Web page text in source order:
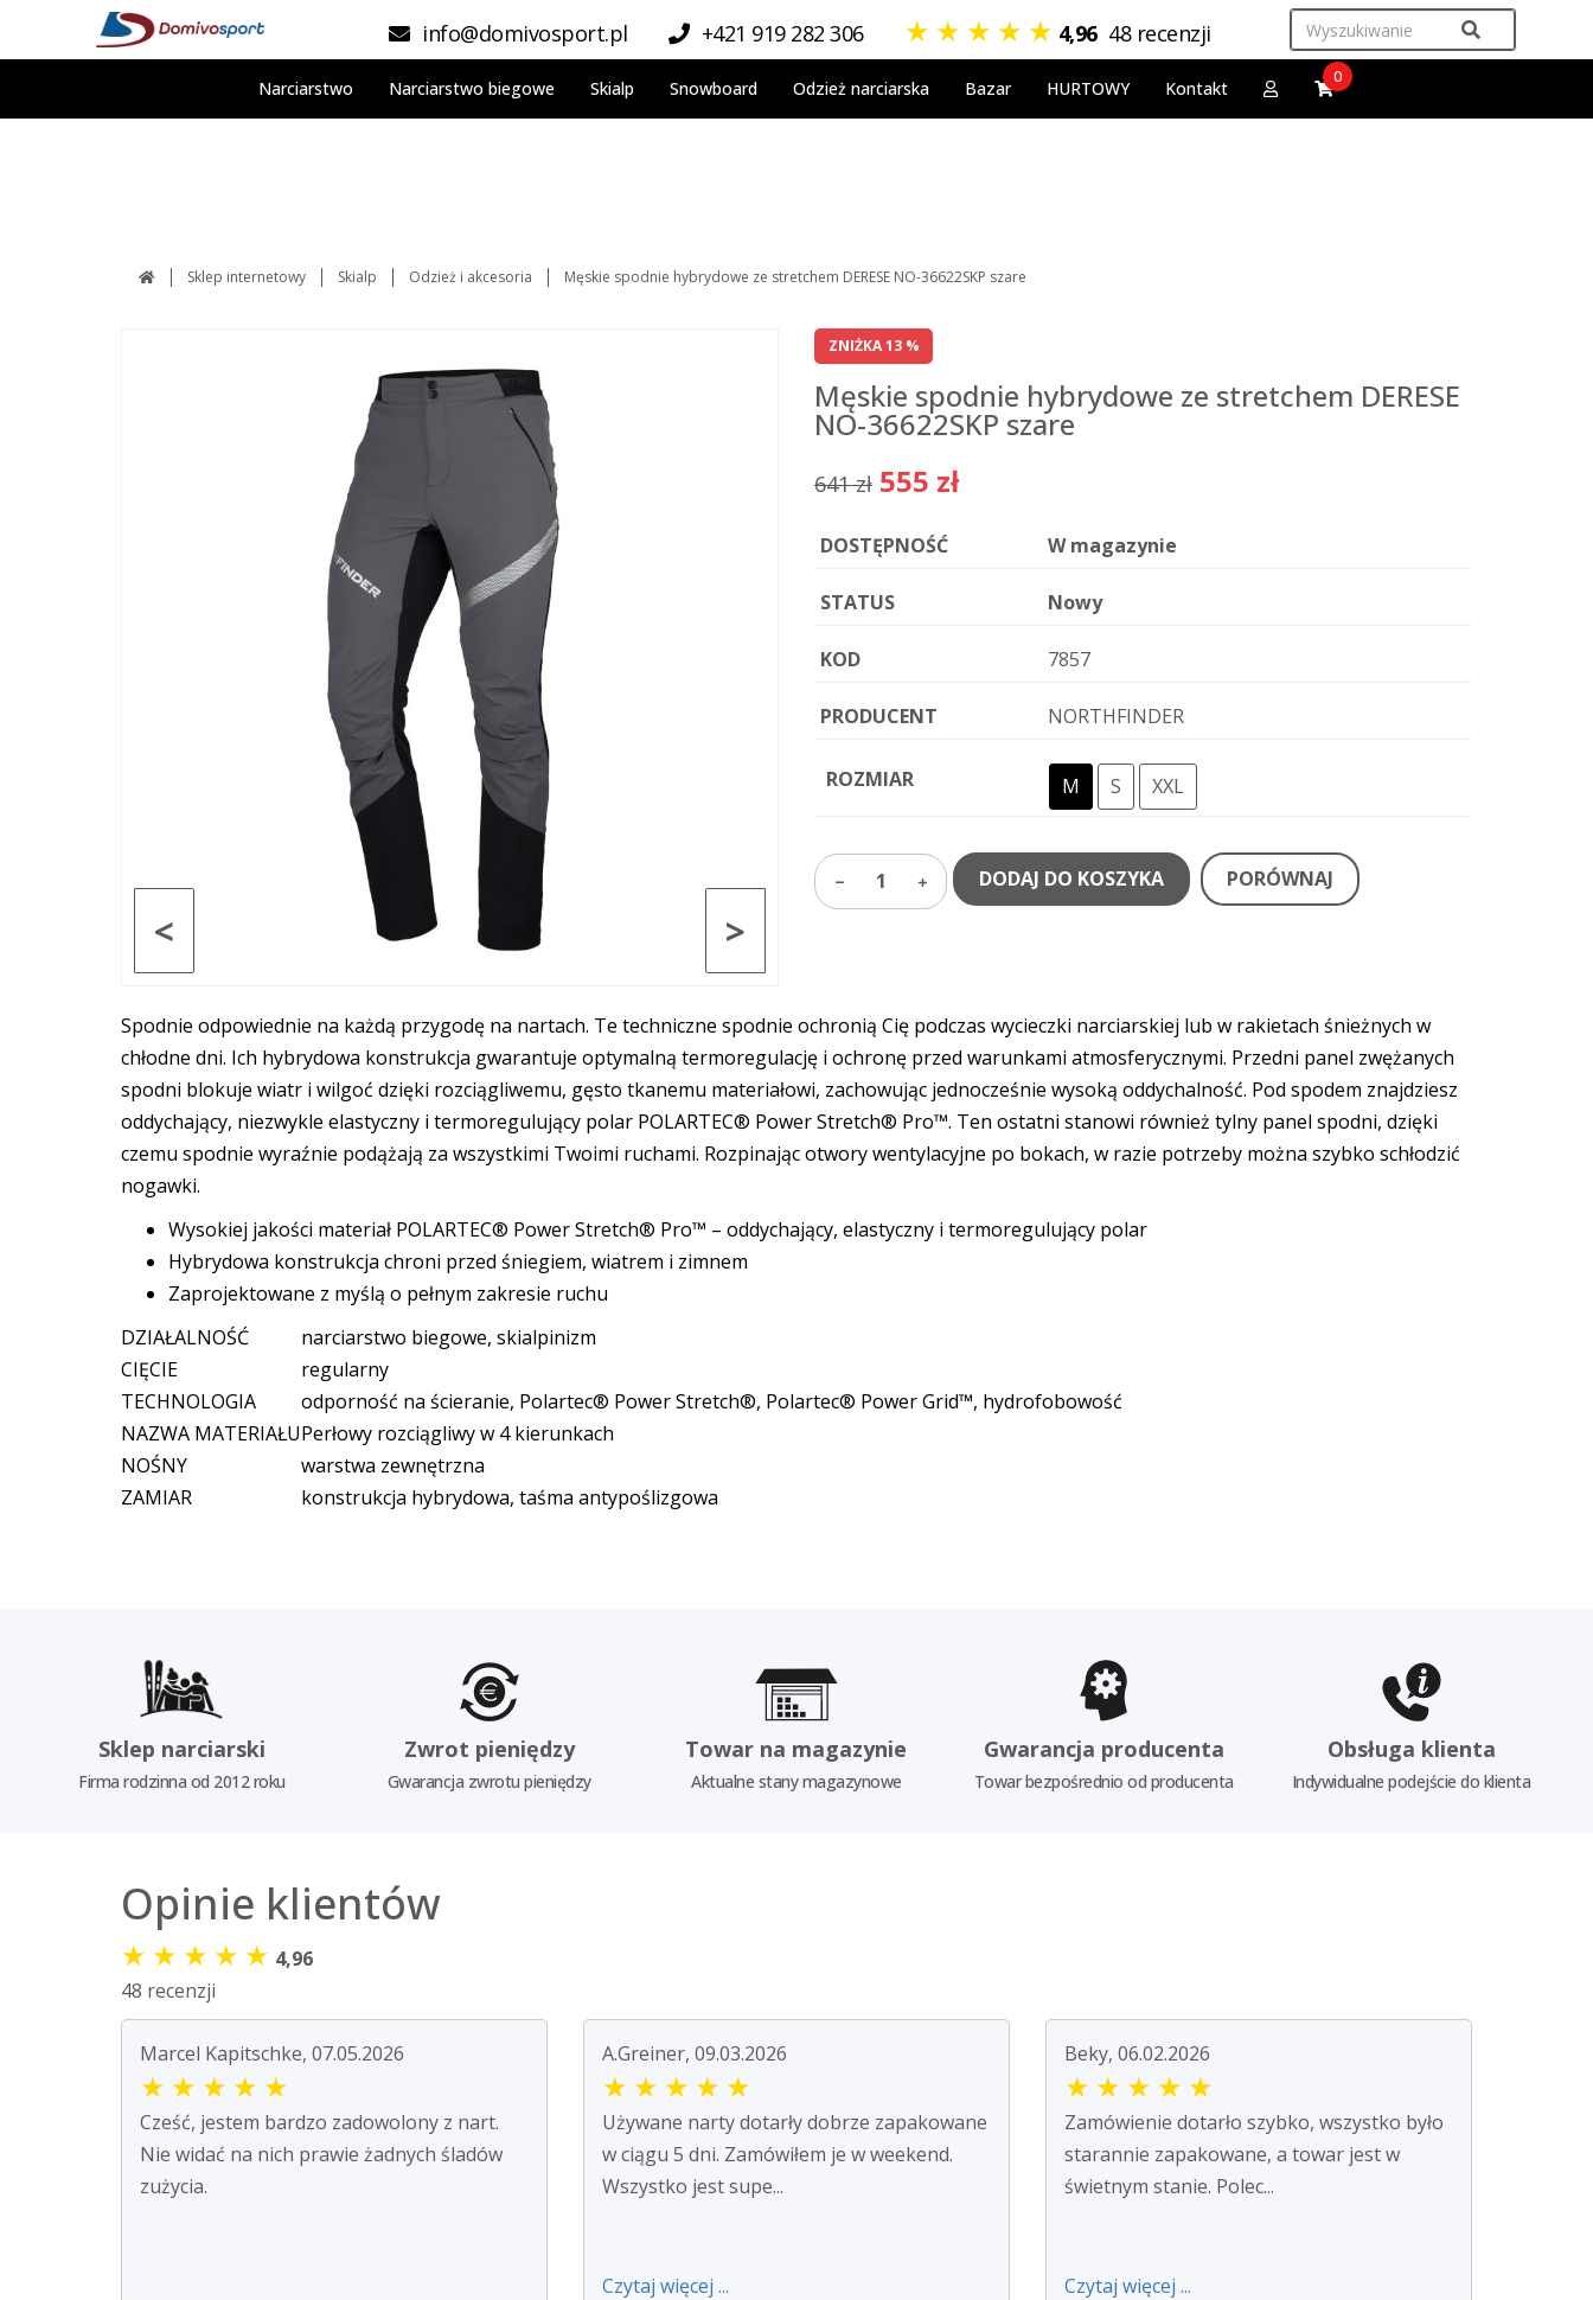
info@domivosport.pl +421 919 282 306 ★ ★ ★ ★ ★ 4,96 48 recenzji
Narciarstwo Narciarstwo biegowe Skialp Snowboard Odzież narciarska Bazar HURTOWY Kontakt
0
Sklep internetowy Skialp Odzież i akcesoria Męskie spodnie hybrydowe ze stretchem DERESE NO-36622SKP szare
>
<
ZNIŻKA 13 %
Męskie spodnie hybrydowe ze stretchem DERESE
NO-36622SKP szare
641 zł 555 zł
DOSTĘPNOŚĆ W magazynie
STATUS Nowy
KOD 7857
PRODUCENT NORTHFINDER
ROZMIAR M S XXL
1 DODAJ DO KOSZYKA PORÓWNAJ
Spodnie odpowiednie na każdą przygodę na nartach. Te techniczne spodnie ochronią Cię podczas wycieczki narciarskiej lub w rakietach śnieżnych w
chłodne dni. Ich hybrydowa konstrukcja gwarantuje optymalną termoregulację i ochronę przed warunkami atmosferycznymi. Przedni panel zwężanych
spodni blokuje wiatr i wilgoć dzięki rozciągliwemu, gęsto tkanemu materiałowi, zachowując jednocześnie wysoką oddychalność. Pod spodem znajdziesz
oddychający, niezwykle elastyczny i termoregulujący polar POLARTEC® Power Stretch® Pro™. Ten ostatni stanowi również tylny panel spodni, dzięki
czemu spodnie wyraźnie podążają za wszystkimi Twoimi ruchami. Rozpinając otwory wentylacyjne po bokach, w razie potrzeby można szybko schłodzić
nogawki.
Wysokiej jakości materiał POLARTEC® Power Stretch® Pro™ – oddychający, elastyczny i termoregulujący polar
Hybrydowa konstrukcja chroni przed śniegiem, wiatrem i zimnem
Zaprojektowane z myślą o pełnym zakresie ruchu
DZIAŁALNOŚĆ
narciarstwo biegowe, skialpinizm
CIĘCIE
regularny
TECHNOLOGIA
odporność na ścieranie, Polartec® Power Stretch®, Polartec® Power Grid™, hydrofobowość
NAZWA MATERIAŁUPerłowy rozciągliwy w 4 kierunkach
NOŚNY
warstwa zewnętrzna
ZAMIAR
konstrukcja hybrydowa, taśma antypoślizgowa
Sklep narciarski
Firma rodzinna od 2012 roku
Zwrot pieniędzy
Gwarancja zwrotu pieniędzy
Towar na magazynie
Aktualne stany magazynowe
Gwarancja producenta
Towar bezpośrednio od producenta
Obsługa klienta
Indywidualne podejście do klienta
Opinie klientów
★ ★ ★ ★ ★ 4,96
48 recenzji
Marcel Kapitschke, 07.05.2026
★ ★ ★ ★ ★
Cześć, jestem bardzo zadowolony z nart.
Nie widać na nich prawie żadnych śladów
zużycia.
A.Greiner, 09.03.2026
★ ★ ★ ★ ★
Używane narty dotarły dobrze zapakowane
w ciągu 5 dni. Zamówiłem je w weekend.
Wszystko jest supe...
Czytaj więcej ...
Beky, 06.02.2026
★ ★ ★ ★ ★
Zamówienie dotarło szybko, wszystko było
starannie zapakowane, a towar jest w
świetnym stanie. Polec...
Czytaj więcej ...